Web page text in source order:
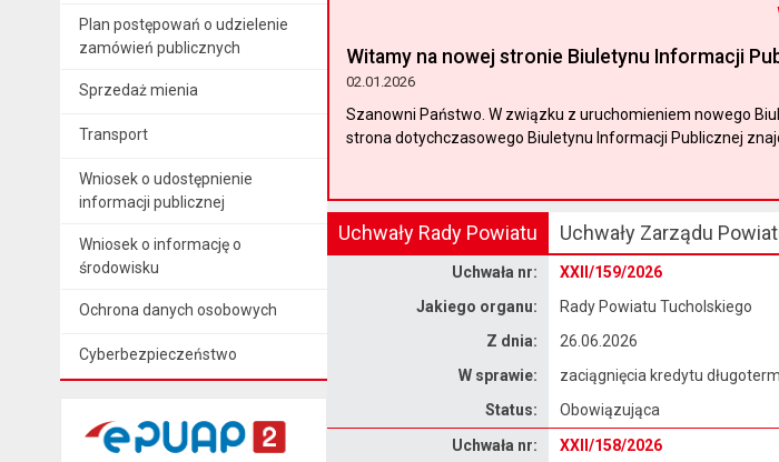
Plan postępowań o udzielenie
zamówień publicznych
Sprzedaż mienia
Transport
Wniosek o udostępnienie
informacji publicznej
Wniosek o informację o
środowisku
Ochrona danych osobowych
Cyberbezpieczeństwo
Witamy na nowej stronie Biuletynu Informacji
02.01.2026
Szanowni Państwo. W związku z uruchomieniem nowego
strona dotychczasowego Biuletynu Informacji Publicznej
Uchwały Rady Powiatu Uchwały Zarządu
Uchwała nr:
XXII/159/2026
Jakiego organu:
Rady Powiatu Tucholskiego
Z dnia:
26.06.2026
W sprawie:
zaciągnięcia kredytu
Status:
Obowiązująca
Uchwała nr:
XXII/158/2026